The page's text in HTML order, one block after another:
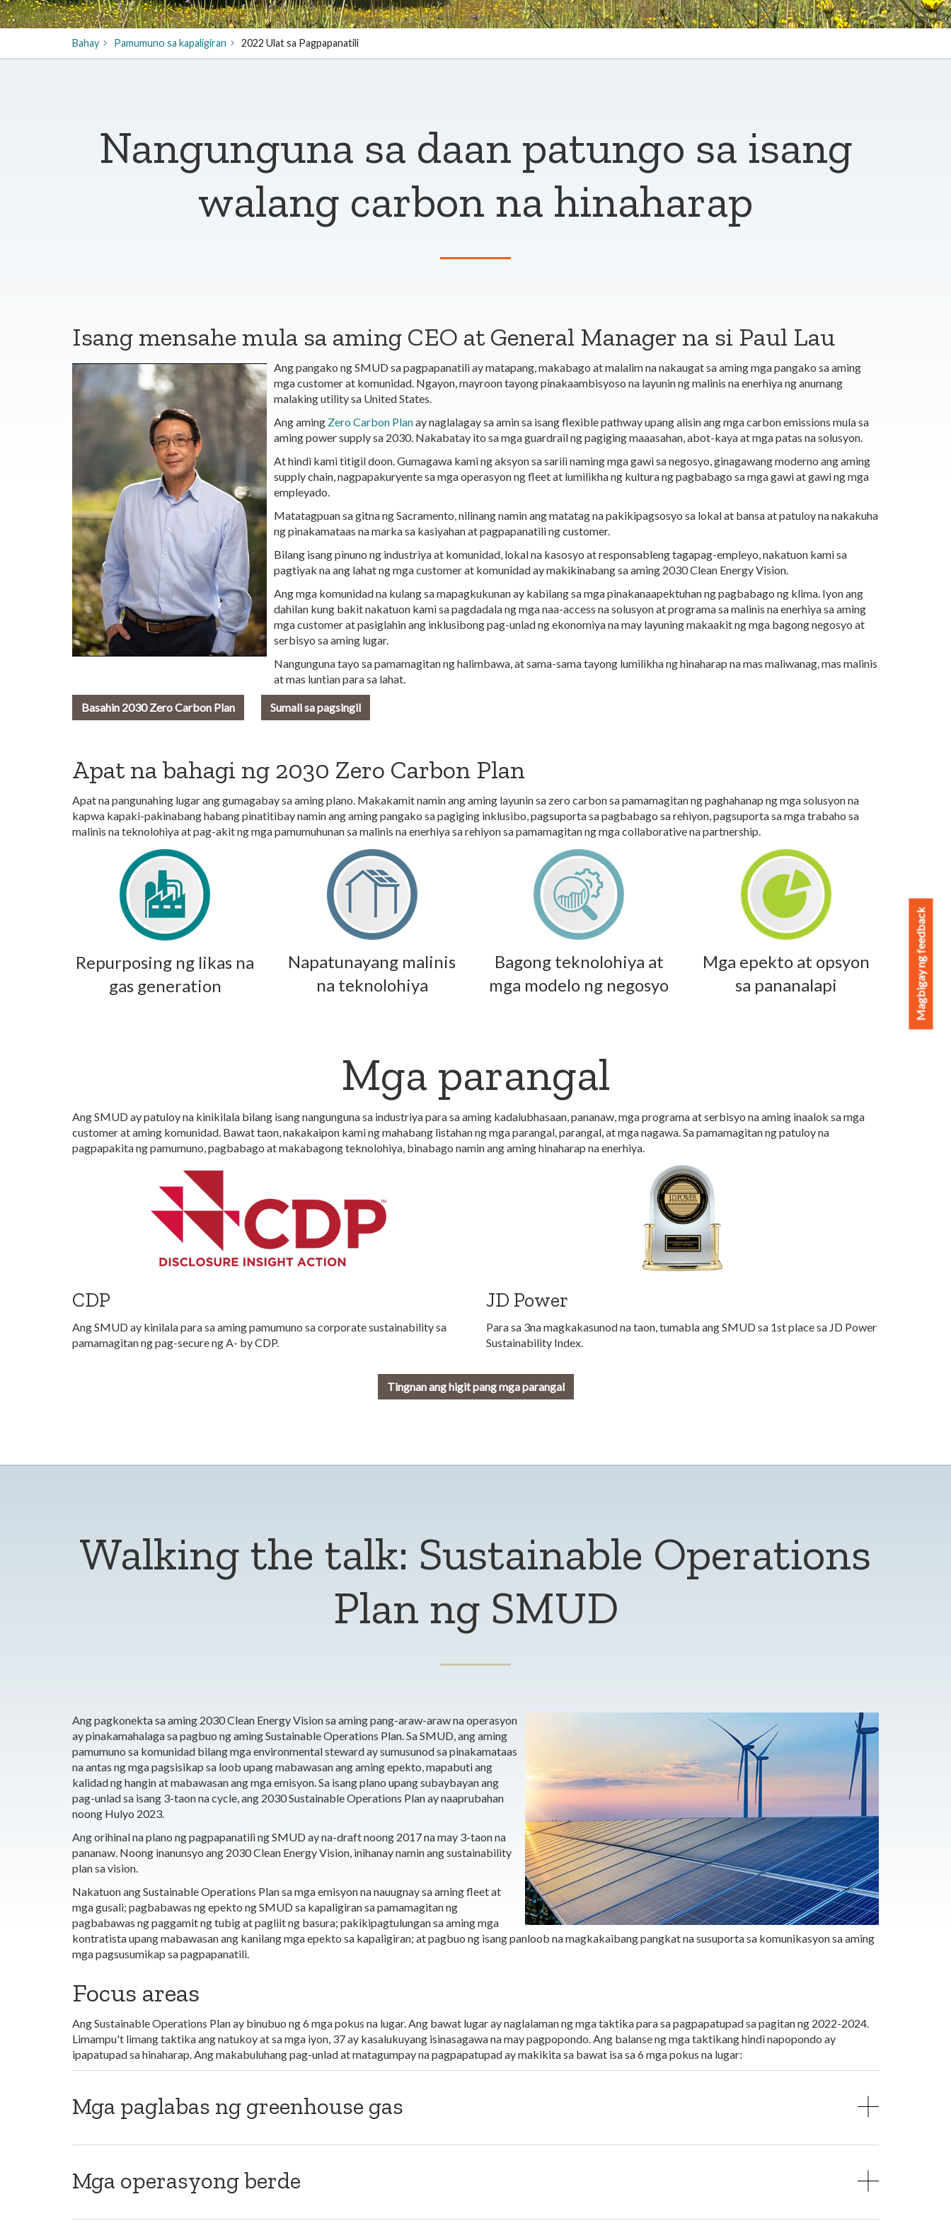
Bahay ​Pamumuno sa kapaligiran 2022 Ulat sa Pagpapanatili
Nangunguna sa daan patungo sa isang
walang carbon na hinaharap
Isang mensahe mula sa aming CEO at General Manager na si Paul Lau
Ang pangako ng SMUD sa pagpapanatili ay matapang, makabago at malalim na nakaugat sa aming mga pangako sa aming
mga customer at komunidad. Ngayon, mayroon tayong pinakaambisyoso na layunin ng malinis na enerhiya ng anumang
malaking utility sa United States.
Ang aming Zero Carbon Planay naglalagay sa amin sa isang flexible pathway upang alisin ang mga carbon emissions mula sa
aming power supply sa 2030. Nakabatay ito sa mga guardrail ng pagiging maaasahan, abot-kaya at mga patas na solusyon.
At hindi kami titigil doon. Gumagawa kami ng aksyon sa sarili naming mga gawi sa negosyo, ginagawang moderno ang aming
supply chain, nagpapakuryente sa mga operasyon ng fleet at lumilikha ng kultura ng pagbabago sa mga gawi at gawi ng mga
empleyado.
Matatagpuan sa gitna ng Sacramento, nilinang namin ang matatag na pakikipagsosyo sa lokal at bansa at patuloy na nakakuha
ng pinakamataas na marka sa kasiyahan at pagpapanatili ng customer.
Bilang isang pinuno ng industriya at komunidad, lokal na kasosyo at responsableng tagapag-empleyo, nakatuon kami sa
pagtiyak na ang lahat ng mga customer at komunidad ay makikinabang sa aming 2030 Clean Energy Vision.
Ang mga komunidad na kulang sa mapagkukunan ay kabilang sa mga pinakanaapektuhan ng pagbabago ng klima. Iyon ang
dahilan kung bakit nakatuon kami sa pagdadala ng mga naa-access na solusyon at programa sa malinis na enerhiya sa aming
mga customer at pasiglahin ang inklusibong pag-unlad ng ekonomiya na may layuning makaakit ng mga bagong negosyo at
serbisyo sa aming lugar.
Nangunguna tayo sa pamamagitan ng halimbawa, at sama-sama tayong lumilikha ng hinaharap na mas maliwanag, mas malinis
at mas luntian para sa lahat.
Basahin 2030 Zero Carbon Plan Sumali sa pagsingil
Apat na bahagi ng 2030 Zero Carbon Plan
Apat na pangunahing lugar ang gumagabay sa aming plano. Makakamit namin ang aming layunin sa zero carbon sa pamamagitan ng paghahanap ng mga solusyon na
kapwa kapaki-pakinabang habang pinatitibay namin ang aming pangako sa pagiging inklusibo, pagsuporta sa pagbabago sa rehiyon, pagsuporta sa mga trabaho sa
malinis na teknolohiya at pag-akit ng mga pamumuhunan sa malinis na enerhiya sa rehiyon sa pamamagitan ng mga collaborative na partnership.
Repurposing ng likas na
gas generation
Napatunayang malinis
na teknolohiya
Bagong teknolohiya at
mga modelo ng negosyo
Mga epekto at opsyon
sa pananalapi
Mga parangal
Ang SMUD ay patuloy na kinikilala bilang isang nangunguna sa industriya para sa aming kadalubhasaan, pananaw, mga programa at serbisyo na aming inaalok sa mga
customer at aming komunidad. Bawat taon, nakakaipon kami ng mahabang listahan ng mga parangal, parangal, at mga nagawa. Sa pamamagitan ng patuloy na
pagpapakita ng pamumuno, pagbabago at makabagong teknolohiya, binabago namin ang aming hinaharap na enerhiya.
CDP
Ang SMUD ay kinilala para sa aming pamumuno sa corporate sustainability sa
pamamagitan ng pag-secure ng A- by CDP.
JD Power
Para sa 3na magkakasunod na taon, tumabla ang SMUD sa 1st place sa JD Power
Sustainability Index.
Tingnan ang higit pang mga parangal
Walking the talk: Sustainable Operations
Plan ng SMUD
Ang pagkonekta sa aming 2030 Clean Energy Vision sa aming pang-araw-araw na operasyon
ay pinakamahalaga sa pagbuo ng aming Sustainable Operations Plan. Sa SMUD, ang aming
pamumuno sa komunidad bilang mga environmental steward ay sumusunod sa pinakamataas
na antas ng mga pagsisikap sa loob upang mabawasan ang aming epekto, mapabuti ang
kalidad ng hangin at mabawasan ang mga emisyon. Sa isang plano upang subaybayan ang
pag-unlad sa isang 3-taon na cycle, ang 2030 Sustainable Operations Plan ay naaprubahan
noong Hulyo 2023.
Ang orihinal na plano ng pagpapanatili ng SMUD ay na-draft noong 2017 na may 3-taon na
pananaw. Noong inanunsyo ang 2030 Clean Energy Vision, inihanay namin ang sustainability
plan sa vision.
Nakatuon ang Sustainable Operations Plan sa mga emisyon na nauugnay sa aming fleet at
mga gusali; pagbabawas ng epekto ng SMUD sa kapaligiran sa pamamagitan ng
pagbabawas ng paggamit ng tubig at pagliit ng basura; pakikipagtulungan sa aming mga
kontratista upang mabawasan ang kanilang mga epekto sa kapaligiran; at pagbuo ng isang panloob na magkakaibang pangkat na susuporta sa komunikasyon sa aming
mga pagsusumikap sa pagpapanatili.
Focus areas
Ang Sustainable Operations Plan ay binubuo ng 6 mga pokus na lugar. Ang bawat lugar ay naglalaman ng mga taktika para sa pagpapatupad sa pagitan ng 2022-2024.
Limampu't limang taktika ang natukoy at sa mga iyon, 37 ay kasalukuyang isinasagawa na may pagpopondo. Ang balanse ng mga taktikang hindi napopondo ay
ipapatupad sa hinaharap. Ang makabuluhang pag-unlad at matagumpay na pagpapatupad ay makikita sa bawat isa sa 6 mga pokus na lugar:
Mga paglabas ng greenhouse gas
Mga operasyong berde
Magbigay ng feedback